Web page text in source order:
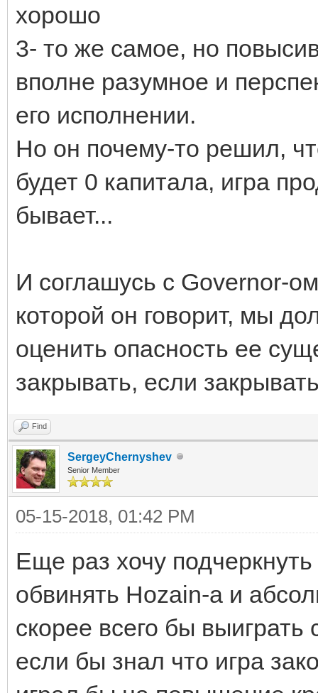
хорошо
3- то же самое, но
вполне разумное и
его исполнении.
Но он почему-то решил,
будет 0 капитала, игра
бывает...
И соглашусь с Governor-
которой он говорит, мы
оценить опасность ее
закрывать, если
Find
SergeyChernyshev
Senior Member
05-15-2018, 01:42 PM
Еще раз хочу
обвинять Hozain-а и
скорее всего бы
если бы знал что игра